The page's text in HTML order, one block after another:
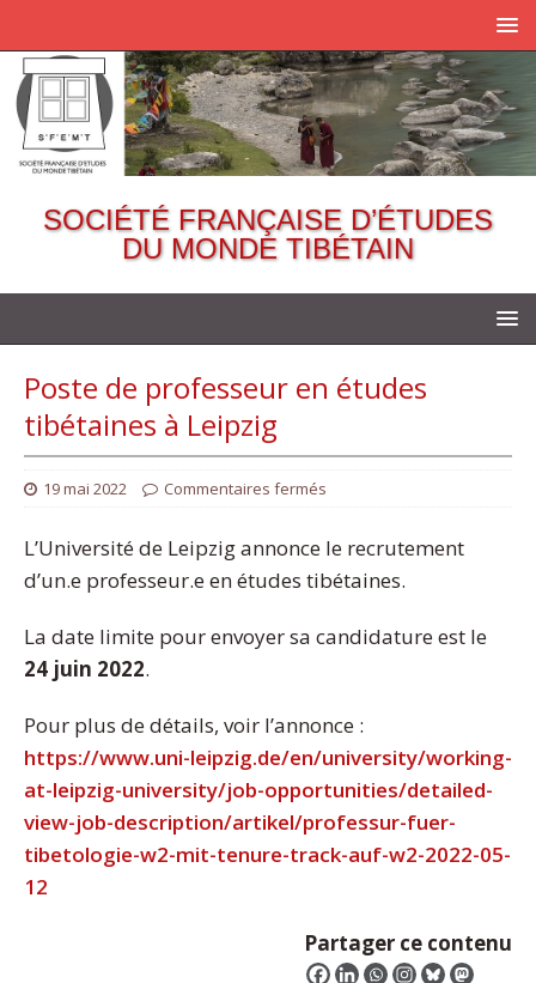
SOCIÉTÉ FRANÇAISE D’ÉTUDES
DU MONDE TIBÉTAIN
Poste de professeur en études
tibétaines à Leipzig
19 mai 2022 Commentaires fermés
L’Université de Leipzig annonce le recrutement
d’un.e professeur.e en études tibétaines.
La date limite pour envoyer sa candidature est le
24 juin 2022.
Pour plus de détails, voir l’annonce :
https://www.uni-leipzig.de/en/university/working-
at-leipzig-university/job-opportunities/detailed-
view-job-description/artikel/professur-fuer-
tibetologie-w2-mit-tenure-track-auf-w2-2022-05-
12
Partager ce contenu